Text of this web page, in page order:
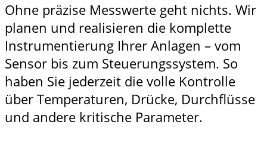
Ohne präzise Messwerte geht nichts. Wir
planen und realisieren die komplette
Instrumentierung Ihrer Anlagen – vom
Sensor bis zum Steuerungssystem. So
haben Sie jederzeit die volle Kontrolle
über Temperaturen, Drücke, Durchflüsse
und andere kritische Parameter.